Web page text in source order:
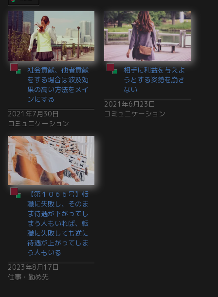
社会貢献、他者貢献
をする場合は波及効
果の高い方法をメイ
ンにする
2021年7月30日
コミュニケーション
相手に利益を与えよ
うとする姿勢を崩さ
ない
2021年6月23日
コミュニケーション
【第１０６６号】転
職に失敗し、そのま
ま待遇が下がってし
まう人もいれば、転
職に失敗しても逆に
待遇が上がってしま
う人もいる
2023年8月17日
仕事・勤め先